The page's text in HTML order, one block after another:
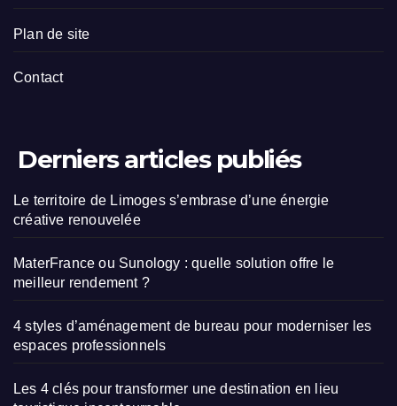
Plan de site
Contact
Derniers articles publiés
Le territoire de Limoges s’embrase d’une énergie
créative renouvelée
MaterFrance ou Sunology : quelle solution offre le
meilleur rendement ?
4 styles d’aménagement de bureau pour moderniser les
espaces professionnels
Les 4 clés pour transformer une destination en lieu